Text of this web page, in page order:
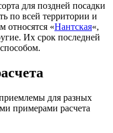
для поздней посадки
по всей территории и
относятся «Нантская«,
Их срок последней
для разных
примерами расчета